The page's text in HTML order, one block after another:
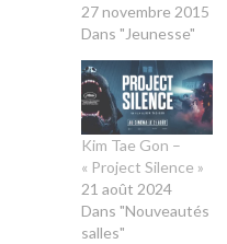
27 novembre 2015
Dans "Jeunesse"
Kim Tae Gon –
« Project Silence »
21 août 2024
Dans "Nouveautés
salles"